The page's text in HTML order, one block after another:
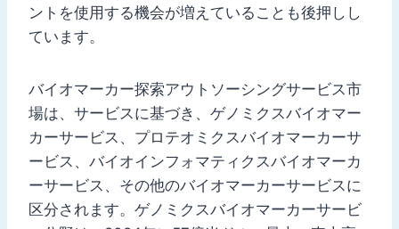
ントを使用する機会が増えていることも後押しし
ています。
バイオマーカー探索アウトソーシングサービス市
場は、サービスに基づき、ゲノミクスバイオマー
カーサービス、プロテオミクスバイオマーカーサ
ービス、バイオインフォマティクスバイオマーカ
ーサービス、その他のバイオマーカーサービスに
区分されます。ゲノミクスバイオマーカーサービ